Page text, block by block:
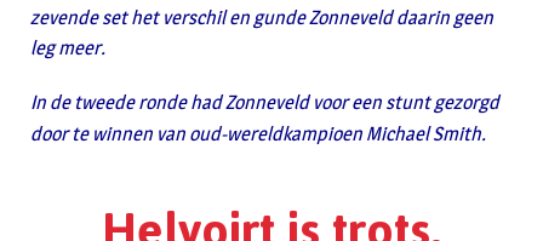
zevende set het verschil en gunde Zonneveld daarin geen
leg meer.
In de tweede ronde had Zonneveld voor een stunt gezorgd
door te winnen van oud-wereldkampioen Michael Smith.